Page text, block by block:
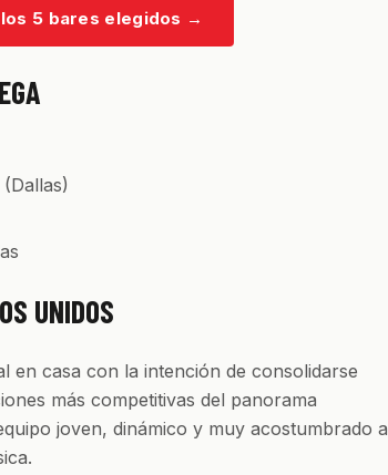
5 bares elegidos →
UNIDOS
en casa con la intención de consolidarse
más competitivas del panorama
joven, dinámico y muy acostumbrado a